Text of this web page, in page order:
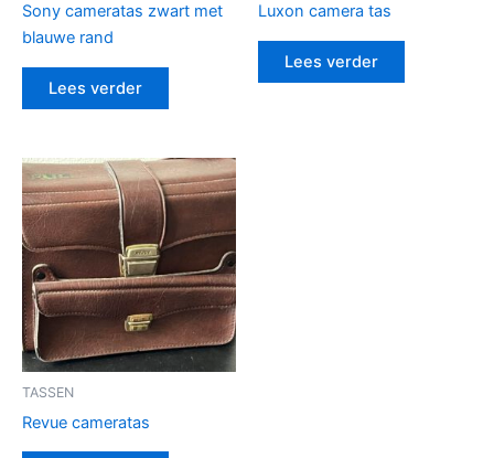
Sony cameratas zwart met
blauwe rand
Lees verder
Luxon camera tas
Lees verder
TASSEN
Revue cameratas